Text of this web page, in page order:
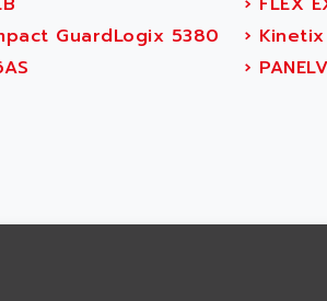
GuardLogix 5380 ›
›